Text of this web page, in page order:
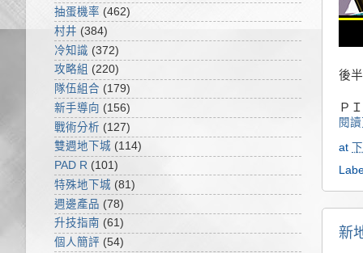
後
Ｐ
閱
at
新
抽蛋機率 (462)
村井 (384)
冷知識 (372)
攻略組 (220)
隊伍組合 (179)
新手導向 (156)
戰術分析 (127)
雙週地下城 (114)
PAD R (101)
特殊地下城 (81)
週邊產品 (78)
升技指南 (61)
個人簡評 (54)